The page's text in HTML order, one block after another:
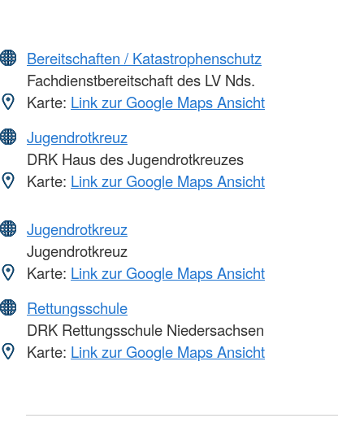
Bereitschaften / Katastrophenschutz
Fachdienstbereitschaft des LV Nds.
Karte: Link zur Google Maps Ansicht
Jugendrotkreuz
DRK Haus des Jugendrotkreuzes
Karte: Link zur Google Maps Ansicht
Jugendrotkreuz
Jugendrotkreuz
Karte: Link zur Google Maps Ansicht
Rettungsschule
DRK Rettungsschule Niedersachsen
Karte: Link zur Google Maps Ansicht